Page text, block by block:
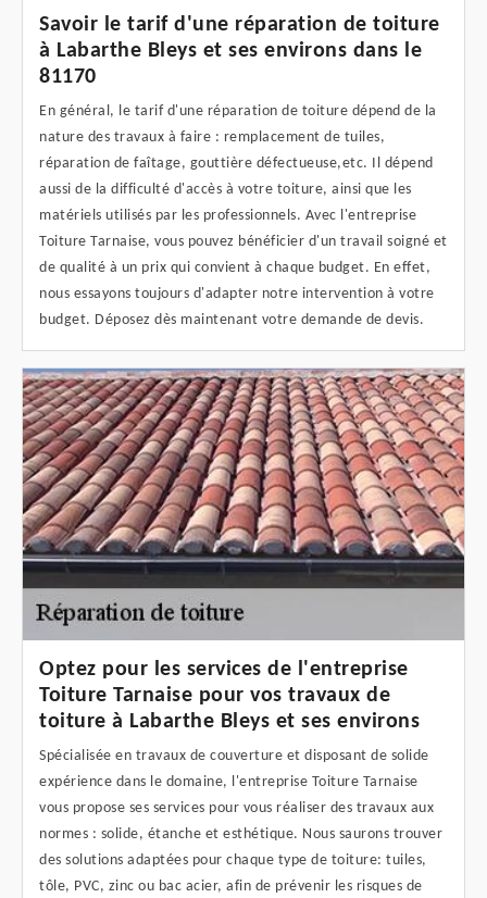
Savoir le tarif d'une réparation de toiture
à Labarthe Bleys et ses environs dans le
81170
En général, le tarif d'une réparation de toiture dépend de la
nature des travaux à faire : remplacement de tuiles,
réparation de faîtage, gouttière défectueuse,etc. Il dépend
aussi de la difficulté d'accès à votre toiture, ainsi que les
matériels utilisés par les professionnels. Avec l'entreprise
Toiture Tarnaise, vous pouvez bénéficier d'un travail soigné et
de qualité à un prix qui convient à chaque budget. En effet,
nous essayons toujours d'adapter notre intervention à votre
budget. Déposez dès maintenant votre demande de devis.
Optez pour les services de l'entreprise
Toiture Tarnaise pour vos travaux de
toiture à Labarthe Bleys et ses environs
Spécialisée en travaux de couverture et disposant de solide
expérience dans le domaine, l'entreprise Toiture Tarnaise
vous propose ses services pour vous réaliser des travaux aux
normes : solide, étanche et esthétique. Nous saurons trouver
des solutions adaptées pour chaque type de toiture: tuiles,
tôle, PVC, zinc ou bac acier, afin de prévenir les risques de